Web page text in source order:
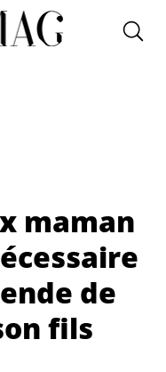
maman
de
fils